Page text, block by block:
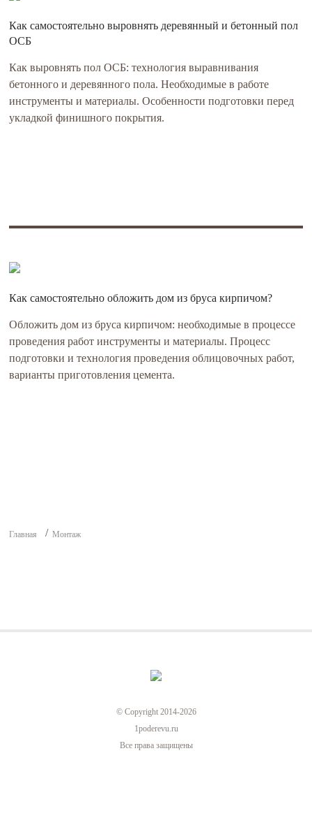
Как самостоятельно выровнять деревянный и бетонный пол
ОСБ
Как выровнять пол ОСБ: технология выравнивания
бетонного и деревянного пола. Необходимые в работе
инструменты и материалы. Особенности подготовки перед
укладкой финишного покрытия.
Как самостоятельно обложить дом из бруса кирпичом?
Обложить дом из бруса кирпичом: необходимые в процессе
проведения работ инструменты и материалы. Процесс
подготовки и технология проведения облицовочных работ,
варианты приготовления цемента.
Главная Монтаж
© Copyright 2014-2026
1poderevu.ru
Все права защищены